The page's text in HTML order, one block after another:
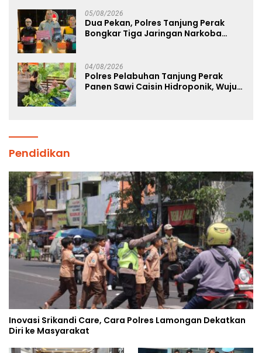
05/08/2026
Dua Pekan, Polres Tanjung Perak
Bongkar Tiga Jaringan Narkoba
04/08/2026
Polres Pelabuhan Tanjung Perak
Panen Sawi Caisin Hidroponik, Wujud
Pendidikan
Inovasi Srikandi Care, Cara Polres Lamongan Dekatkan
Diri ke Masyarakat